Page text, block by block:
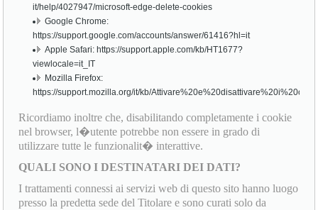
it/help/4027947/microsoft-edge-delete-cookies
Google Chrome:
https://support.google.com/accounts/answer/61416?hl=it
Apple Safari: https://support.apple.com/kb/HT1677?
viewlocale=it_IT
Mozilla Firefox:
https://support.mozilla.org/it/kb/
Ricordiamo inoltre che, disabilitando completamente i cookie
nel browser, l�utente potrebbe non essere in grado di
utilizzare tutte le funzionalit� interattive.
QUALI SONO I DESTINATARI DEI DATI?
I trattamenti connessi ai servizi web di questo sito hanno luogo
presso la predetta sede del Titolare e sono curati solo da